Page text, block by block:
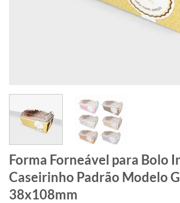
Forma Forneável para Bolo
Caseirinho Padrão Modelo
38x108mm